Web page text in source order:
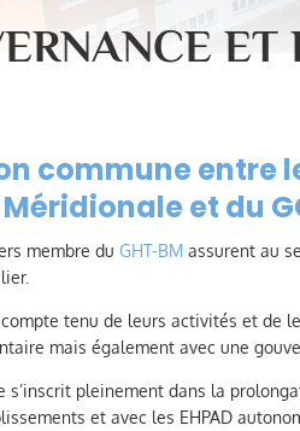
ET
commune entre
et du
membre duGHT-BM assurent au
tenu de leurs activités et de
mais également avec une
s’inscrit pleinement dans la
et avec les EHPAD